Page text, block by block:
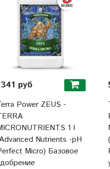
руб
Power ZEUS -
1 l
Nutrients -pH
Micro) Базовое